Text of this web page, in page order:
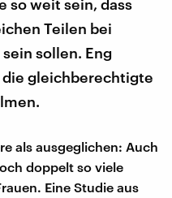
so weit sein, dass
Teilen bei
sollen. Eng
gleichberechtigte
als ausgeglichen: Auch
doppelt so viele
Eine Studie aus